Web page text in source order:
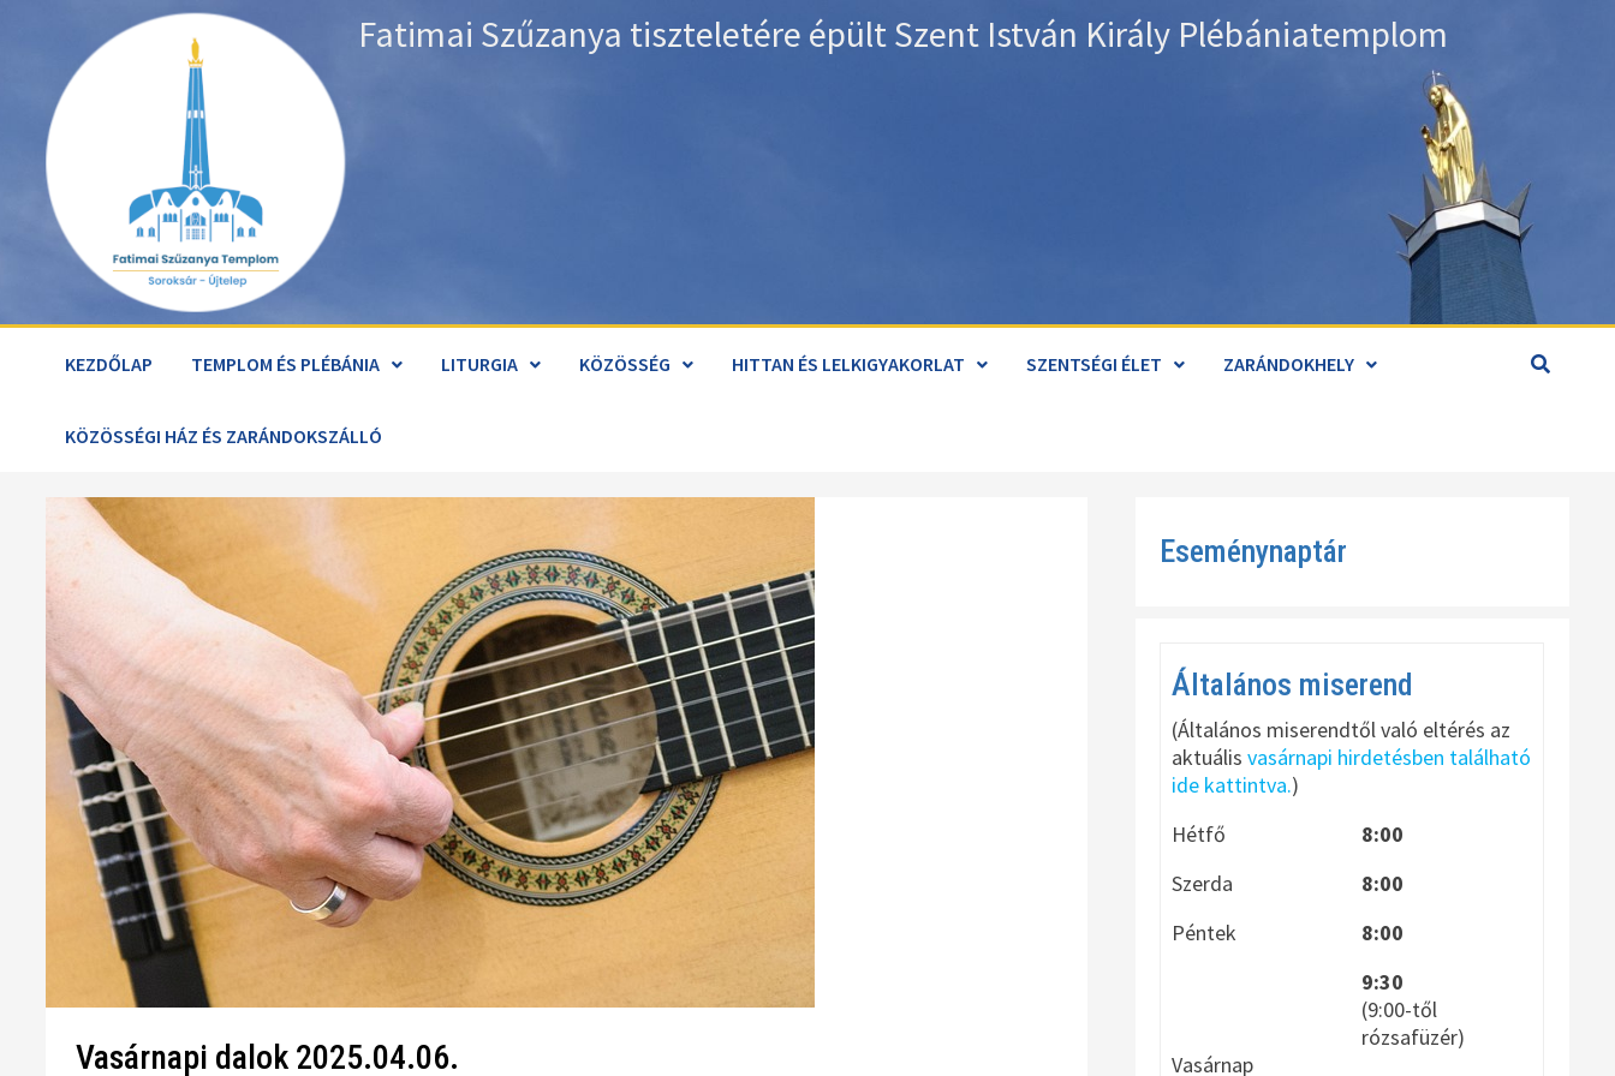
Fatimai Szűzanya tiszteletére épült Szent István Király Plébániatemplom
KEZDŐLAP TEMPLOM ÉS PLÉBÁNIA LITURGIA KÖZÖSSÉG HITTAN ÉS LELKIGYAKORLAT SZENTSÉGI ÉLET ZARÁNDOKHELY
KÖZÖSSÉGI HÁZ ÉS ZARÁNDOKSZÁLLÓ
Vasárnapi dalok 2025.04.06.
Eseménynaptár
Általános miserend
(Általános miserendtől való eltérés az
aktuálisvasárnapi hirdetésben található
ide kattintva.)
Hétfő
8:00
Szerda
8:00
Péntek
8:00
Vasárnap
9:30
(9:00-től
rózsafüzér)